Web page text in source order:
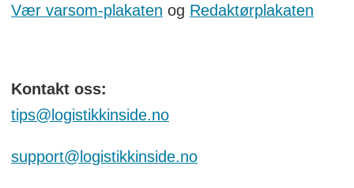
Vær varsom-plakaten og Redaktørplakaten
Kontakt oss:
tips@logistikkinside.no
support@logistikkinside.no